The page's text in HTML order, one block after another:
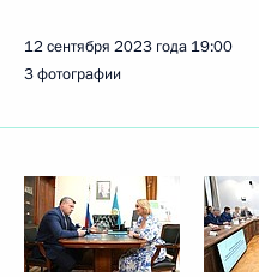
12 сентября 2023 года 19:00
3 фотографии